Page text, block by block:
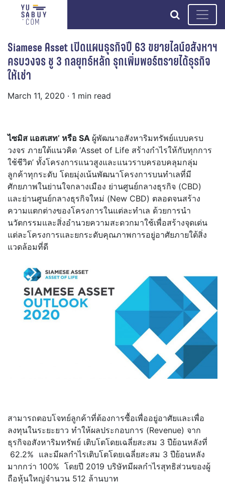
search
Siamese Asset เปิดแผนธุรกิจปี 63 ขยายไลน์อสังหาฯ
ครบวงจร ชู 3 กลยุทธ์หลัก รุกเพิ่มพอร์ตรายได้ธุรกิจ
ให้เช่า
March 11, 2020 · 1 min read
ไซมิส แอสเสท’ หรือ SA ผู้พัฒนาอสังหาริมทรัพย์แบบครบ
วงจร ภายใต้แนวคิด ‘Asset of Life สร้างกำไรให้กับทุกการ
ใช้ชีวิต’ ทั้งโครงการแนวสูงและแนวราบครอบคลุมกลุ่ม
ลูกค้าทุกระดับ โดยมุ่งเน้นพัฒนาโครงการบนทำเลที่มี
ศักยภาพในย่านใจกลางเมือง ย่านศูนย์กลางธุรกิจ (CBD)
และย่านศูนย์กลางธุรกิจใหม่ (New CBD) ตลอดจนสร้าง
ความแตกต่างของโครงการในแต่ละทำเล ด้วยการนำ
นวัตกรรมและสิ่งอำนวยความสะดวกมาใช้เพื่อสร้างจุดเด่น
แต่ละโครงการและยกระดับคุณภาพการอยู่อาศัยภายใต้สิ่ง
แวดล้อมที่ดี
สามารถตอบโจทย์ลูกค้าที่ต้องการซื้อเพื่ออยู่อาศัยและเพื่อ
ลงทุนในระยะยาว ทำให้ผลประกอบการ (Revenue) จาก
ธุรกิจอสังหาริมทรัพย์ เติบโตโดยเฉลี่ยสะสม 3 ปีย้อนหลังที่
62.2% และมีผลกำไรเติบโตโดยเฉลี่ยสะสม 3 ปีย้อนหลัง
มากกว่า 100% โดยปี 2019 บริษัทมีผลกำไรสุทธิส่วนของผู้
ถือหุ้นใหญ่จำนวน 512 ล้านบาท